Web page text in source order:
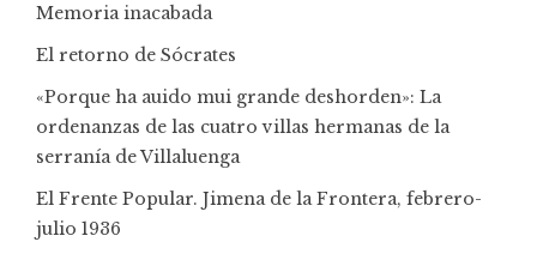
Memoria inacabada
El retorno de Sócrates
«Porque ha auido mui grande deshorden»: La
ordenanzas de las cuatro villas hermanas de la
serranía de Villaluenga
El Frente Popular. Jimena de la Frontera, febrero-
julio 1936